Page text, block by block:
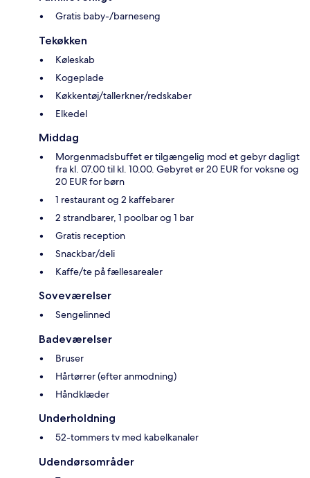
Gratis baby-/barneseng
Tekøkken
Køleskab
Kogeplade
Køkkentøj/tallerkner/redskaber
Elkedel
Middag
Morgenmadsbuffet er tilgængelig mod et gebyr dagligt
fra kl. 07.00 til kl. 10.00. Gebyret er 20 EUR for voksne og
20 EUR for børn
1 restaurant og 2 kaffebarer
2 strandbarer, 1 poolbar og 1 bar
Gratis reception
Snackbar/deli
Kaffe/te på fællesarealer
Soveværelser
Sengelinned
Badeværelser
Bruser
Hårtørrer (efter anmodning)
Håndklæder
Underholdning
52-tommers tv med kabelkanaler
Udendørsområder